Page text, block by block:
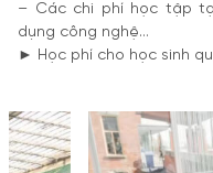
– Các chi phí học tập
dụng công nghệ…
► Học phí cho học sinh